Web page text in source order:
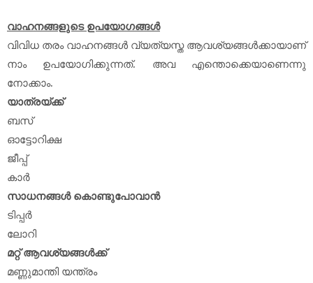
വാഹനങ്ങളുടെ ഉപയോഗങ്ങൾ
വിവിധ തരം വാഹനങ്ങൾ വ്യത്യസ്ത ആവശ്യങ്ങൾക്കായാണ്
നാം ഉപയോഗിക്കുന്നത്. അവ എന്തൊക്കെയാണെന്നു
നോക്കാം.
യാത്രയ്ക്ക്
ബസ്
ഓട്ടോറിക്ഷ
ജീപ്പ്
കാർ
സാധനങ്ങൾ കൊണ്ടുപോവാൻ
ടിപ്പർ
ലോറി
മറ്റ് ആവശ്യങ്ങൾക്ക്
മണ്ണുമാന്തി യന്ത്രം